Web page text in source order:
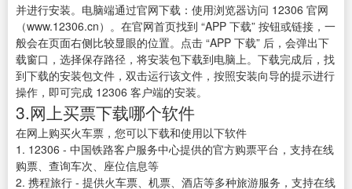
并进行安装。电脑端通过官网下载：使用浏览器访问 12306 官网
（www.12306.cn）。在官网首页找到 “APP 下载” 按钮或链接，一
般会在页面右侧比较显眼的位置。点击 “APP 下载” 后，会弹出下
载窗口，选择保存路径，将安装包下载到电脑上。下载完成后，找
到下载的安装包文件，双击运行该文件，按照安装向导的提示进行
操作，即可完成 12306 客户端的安装。
3.网上买票下载哪个软件
在网上购买火车票，您可以下载和使用以下软件
1. 12306 - 中国铁路客户服务中心提供的官方购票平台，支持在线
购票、查询车次、座位信息等
2. 携程旅行 - 提供火车票、机票、酒店等多种旅游服务，支持在线